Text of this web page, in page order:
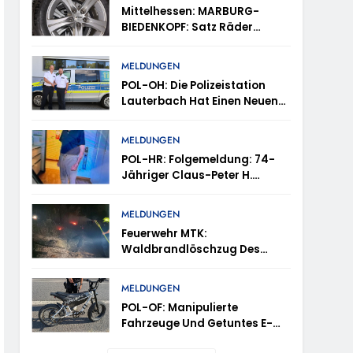
– TRuP-Spezialisten Decken Gleich Mehrere
Vermisst
Und Taunusstein-Seitzenhahn –
Erbeten Und Wer Hat Den Fahrraddieb
Mittelhessen: MARBURG-
BIEDENKOPF: Satz Räder
MELDUNGEN
POL-OH: Die Polizeistation
Lauterbach Hat Einen Neuen
Markus Höfer
MELDUNGEN
POL-HR: Folgemeldung: 74-
Jähriger Claus-Peter H.
Veröffentlichung Eines Fotos
MELDUNGEN
Feuerwehr MTK:
Waldbrandlöschzug Des
Unterstützt Bei Waldbrand Im
Rheingau-Taunus-Kreis –
Rund 45 Einsatzkräfte
Sicherten In Schwierigem
MELDUNGEN
POL-OF: Manipulierte
Fahrzeuge Und Getuntes E-